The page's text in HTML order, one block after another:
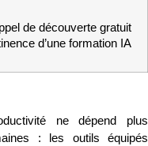
de découverte gratuit
d’une formation IA
ne dépend plus
: les outils équipés